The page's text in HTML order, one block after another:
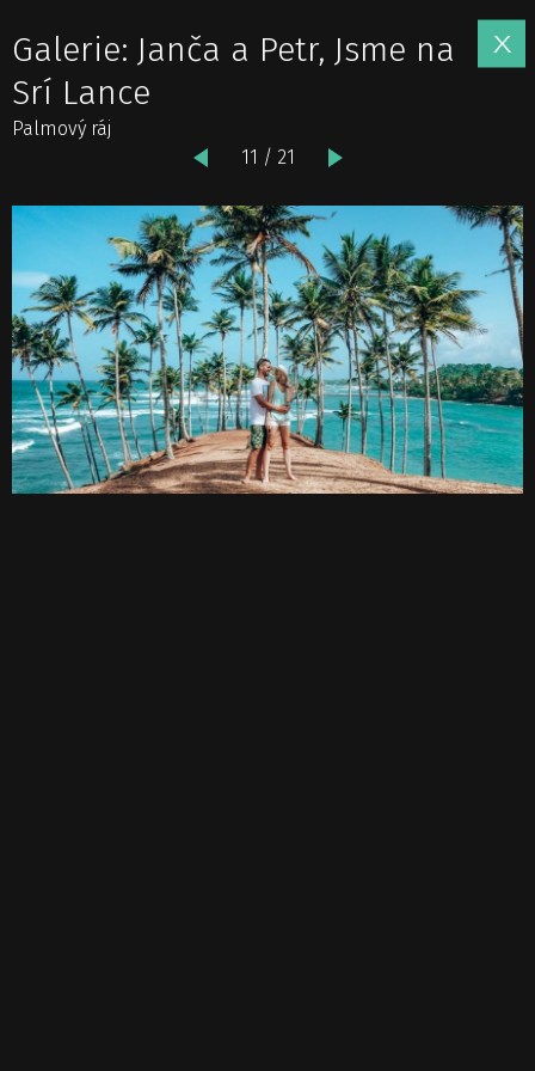
Galerie: Janča a Petr, Jsme na
Srí Lance
Palmový ráj
11 / 21